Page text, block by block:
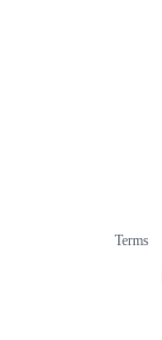
Terms